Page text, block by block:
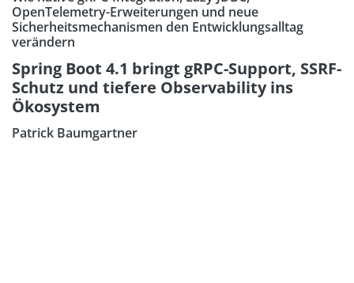
OpenTelemetry-Erweiterungen und neue
Sicherheitsmechanismen den Entwicklungsalltag
verändern
Spring Boot 4.1 bringt gRPC-Support, SSRF-
Schutz und tiefere Observability ins
Ökosystem
Patrick Baumgartner